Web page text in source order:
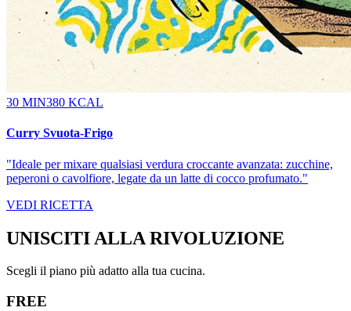
30 MIN380 KCAL
Curry Svuota-Frigo
"Ideale per mixare qualsiasi verdura croccante avanzata: zucchine,
peperoni o cavolfiore, legate da un latte di cocco profumato."
VEDI RICETTA
UNISCITI ALLA RIVOLUZIONE
Scegli il piano più adatto alla tua cucina.
FREE